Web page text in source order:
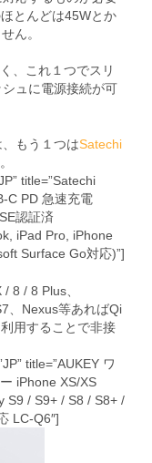
とんどは45Wとか
ん。
、これ１つでスリ
ュに電源接続が可
もう１つはSatechi
title=”Satechi
C PD 急速充電
認証済
iPad Pro, iPhone
Surface Go対応)”]
8 / 8 Plus、
、Nexus等あればQi
用することで非接
title=”AUKEY ワ
iPhone XS/XS
S9 / S9+ / S8 / S8+ /
LC-Q6″]